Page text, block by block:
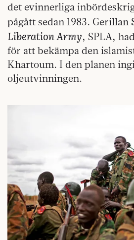
det evinnerliga
pågått sedan 1983. Gerillan
Liberation Army, SPLA,
för att bekämpa den
Khartoum. I den planen
oljeutvinningen.